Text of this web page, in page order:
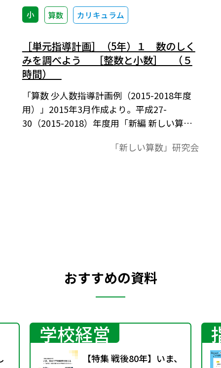
小 算数 カリキュラム
［単元指導計画］（5年）１ 数のしく
みを調べよう ［整数と小数］ （５
時間）
「算数 少人数指導計画例（2015-2018年度
用）」2015年3月作成より。平成27-
30（2015-2018）年度用「新編 新しい算
「新しい算数」研究会
おすすめの資料
学校経営
【特集 戦後80年】いま、